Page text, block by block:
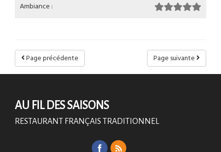
Ambiance :
Page suivante
Page précédente
AU FIL DES SAISONS
RESTAURANT FRANÇAIS TRADITIONNEL